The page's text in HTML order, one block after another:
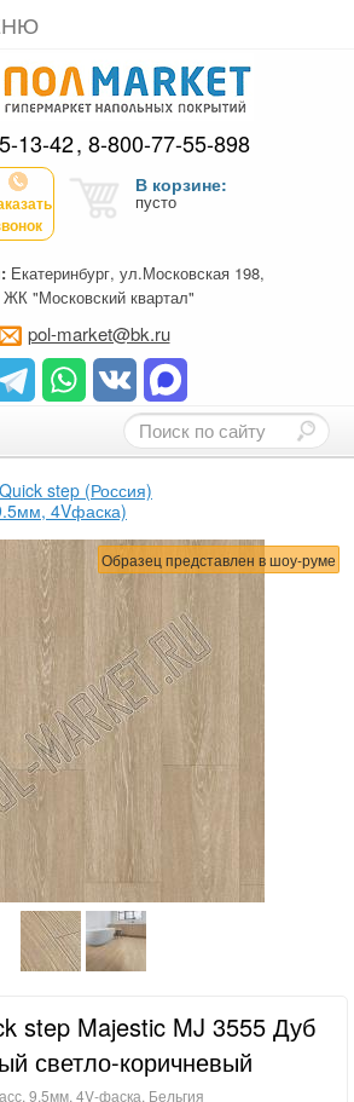
13-42 8-800-77-55-898
В корзине:
пусто
Екатеринбург, ул.Московская 198,
ЖК "Московский квартал"
pol-market@bk.ru
Quick step (Россия)
4Vфаска)
Образец представлен в шоу-руме
step Majestic MJ 3555 Дуб
светло-коричневый
9.5мм, 4V-фаска, Бельгия